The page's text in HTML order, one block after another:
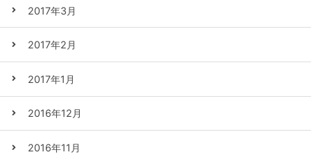
2017年3月
2017年2月
2017年1月
2016年12月
2016年11月